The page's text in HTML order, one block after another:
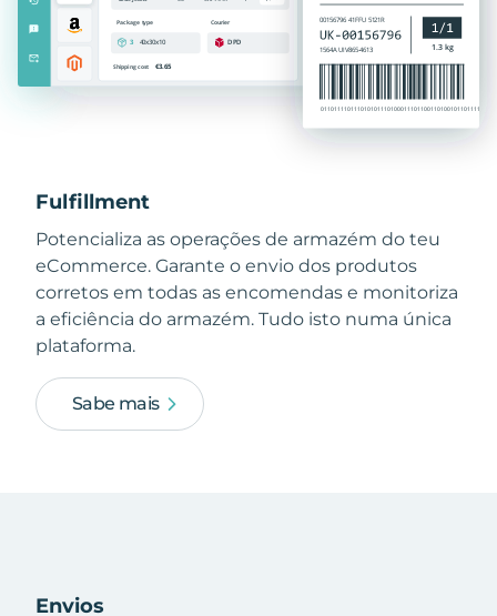
Fulfillment
Potencializa as operações de armazém do teu
eCommerce. Garante o envio dos produtos
corretos em todas as encomendas e monitoriza
a eficiência do armazém. Tudo isto numa única
plataforma.
Sabe mais
Envios